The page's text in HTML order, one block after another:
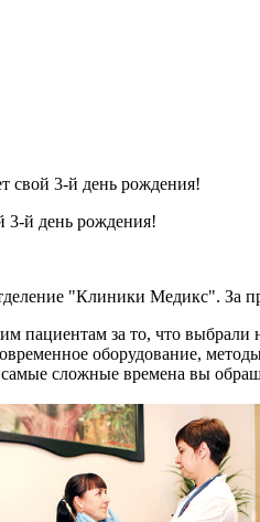
свой 3-й день рождения!
3-й день рождения!
"Клиники Медикс". За
пациентам за то, что выбрали
оборудование,
сложные времена вы